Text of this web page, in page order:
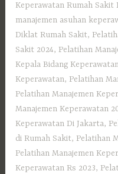
Keperawatan Rumah Sakit
manajemen asuhan
Diklat Rumah Sakit,
Sakit 2024, Pelatihan
Kepala Bidang
Keperawatan, Pelatihan
Pelatihan Manajemen
Manajemen Keperawatan
Keperawatan Di Jakarta,
di Rumah Sakit, Pelatihan
Pelatihan Manajemen
Keperawatan Rs 2023,